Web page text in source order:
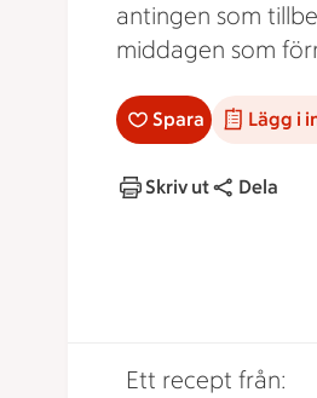
antingen som
middagen som
Spara Lägg i
Skriv ut Dela
Ett recept från: